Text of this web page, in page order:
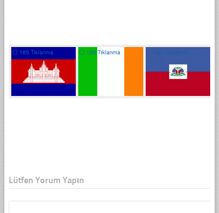
☐ 189 Tıklanma ☐ 190 Tıklanma ☐ 194 Tıklanma
Lütfen Yorum Yapın